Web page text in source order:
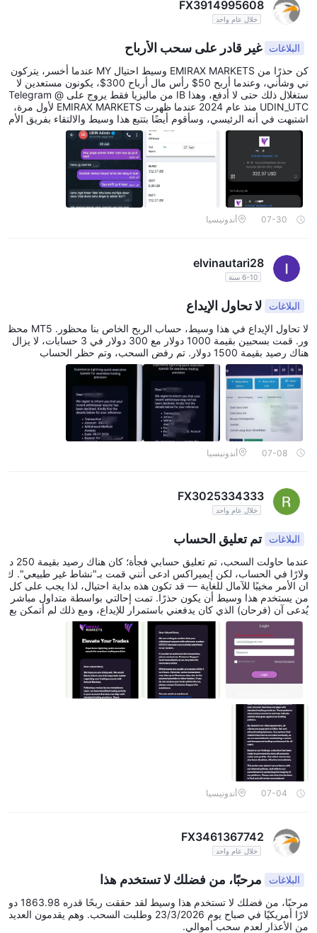
FX3914995608
خلال عام واحد
البلاغات غير قادر على سحب الأرباح
كن حذرًا من EMIRAX MARKETS وسيط احتيال MY عندما أخسر، يتركون
ني وشأني، وعندما أربح 50$ رأس مال أرباح 300$، يكونون مستعدين لا
ستغلال ذلك حتى لا أدفع، وهذا IB من ماليزيا فقط يروج على Telegram @
UDIN_UTC منذ عام 2024 عندما ظهرت EMIRAX MARKETS لأول مرة،
اشتبهت في أنه الرئيسي، وسأقوم أيضًا بتتبع هذا وسيط والالتقاء بفريق الأم
ن السيبراني والإنتربول مباشرة حتى لا يكون هناك العديد من الضحايا مثل
وسيط KATOPRIME، لقد خسرت 9000$ تم تعليق الحساب وأعادوا النتائ
07-30 أندونيسيا
elvinautari28
6-10 سنة
البلاغات لا تحاول الإيداع
لا تحاول الإيداع في هذا وسيط، حساب الربح الخاص بنا محظور. MT5 محظ
ور. قمت بسحبين بقيمة 1000 دولار مع 300 دولار في 3 حسابات، لا يزال
هناك رصيد بقيمة 1500 دولار. تم رفض السحب، وتم حظر الحساب
07-08 أندونيسيا
FX3025334333
خلال عام واحد
البلاغات تم تعليق الحساب
عندما حاولت السحب، تم تعليق حسابي فجأة؛ كان هناك رصيد بقيمة 250 د
ولارًا في الحساب، لكن إيميراكس ادعى أنني قمت بـ"نشاط غير طبيعي". ك
ان الأمر مخيبًا للآمال للغاية — قد تكون هذه بداية احتيال، لذا يجب على كل
من يستخدم هذا وسيط أن يكون حذرًا. تمت إحالتي بواسطة متداول مباشر
يُدعى آن (فرحان) الذي كان يدفعني باستمرار للإيداع، ومع ذلك لم أتمكن بع
د من إخراج أموالي من الحساب.
07-04 أندونيسيا
FX3461367742
خلال عام واحد
البلاغات مرحبًا، من فضلك لا تستخدم هذا
مرحبًا، من فضلك لا تستخدم هذا وسيط لقد حققت ربحًا قدره 1863.98 دو
لارًا أمريكيًا في صباح يوم 23/3/2026 وطلبت السحب. وهم يقدمون العديد
من الأعذار لعدم سحب أموالي.